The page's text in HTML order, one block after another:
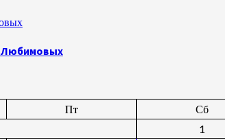
Любимовых
Пт Сб
1